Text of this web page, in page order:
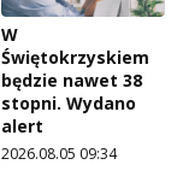
W
Świętokrzyskiem
będzie nawet 38
stopni. Wydano
alert
2026.08.05 09:34